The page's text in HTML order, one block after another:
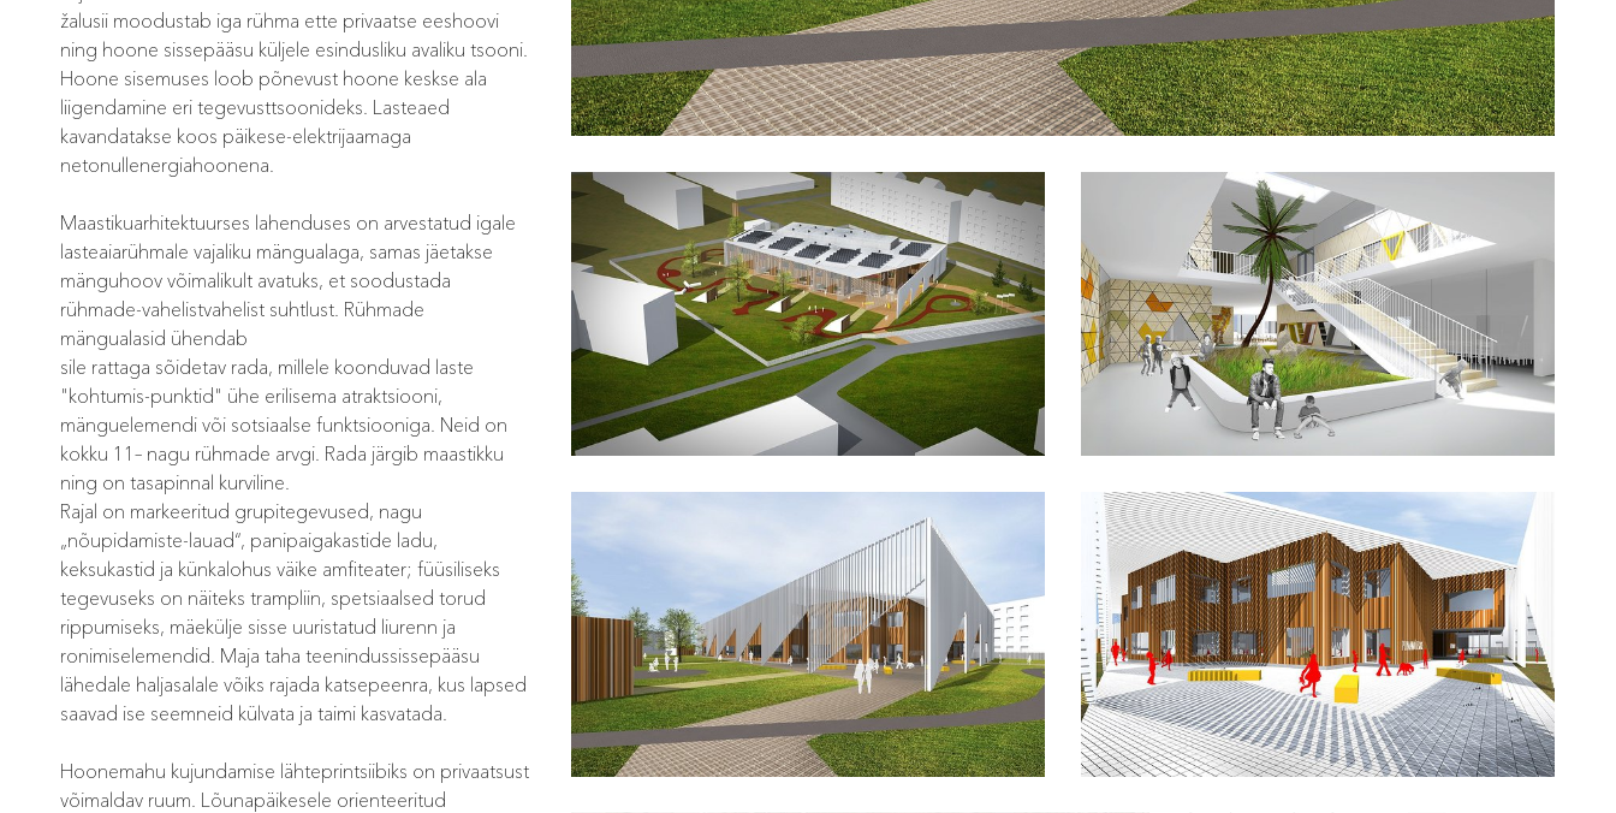
žalusii moodustab iga rühma ette privaatse eeshoovi
ning hoone sissepääsu küljele esindusliku avaliku tsooni.
Hoone sisemuses loob põnevust hoone keskse ala
liigendamine eri tegevusttsoonideks. Lasteaed
kavandatakse koos päikese-elektrijaamaga
netonullenergiahoonena.
Maastikuarhitektuurses lahenduses on arvestatud igale
lasteaiarühmale vajaliku mängualaga, samas jäetakse
mänguhoov võimalikult avatuks, et soodustada
rühmade-vahelistvahelist suhtlust. Rühmade
mängualasid ühendab
sile rattaga sõidetav rada, millele koonduvad laste
"kohtumis-punktid" ühe erilisema atraktsiooni,
mänguelemendi või sotsiaalse funktsiooniga. Neid on
kokku 11– nagu rühmade arvgi. Rada järgib maastikku
ning on tasapinnal kurviline.
Rajal on markeeritud grupitegevused, nagu
„nõupidamiste-lauad“, panipaigakastide ladu,
keksukastid ja künkalohus väike amfiteater; füüsiliseks
tegevuseks on näiteks trampliin, spetsiaalsed torud
rippumiseks, mäekülje sisse uuristatud liurenn ja
ronimiselemendid. Maja taha teenindussissepääsu
lähedale haljasalale võiks rajada katsepeenra, kus lapsed
saavad ise seemneid külvata ja taimi kasvatada.
Hoonemahu kujundamise lähteprintsiibiks on privaatsust
võimaldav ruum. Lõunapäikesele orienteeritud